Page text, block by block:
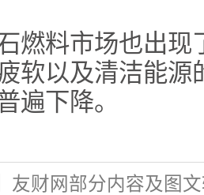
燃料市场也出
软以及清洁能
遍下降。
友财网部分内容及图